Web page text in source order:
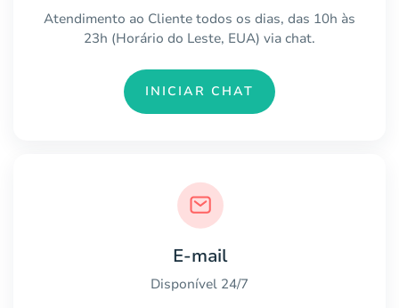
Atendimento ao Cliente todos os dias, das 10h às
23h (Horário do Leste, EUA) via chat.
INICIAR CHAT
E-mail
Disponível 24/7